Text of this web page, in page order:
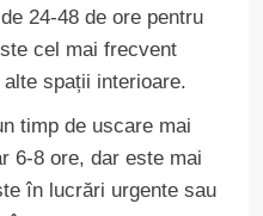
24-48 de ore pentru
cel mai frecvent
spații interioare.
timp de uscare mai
6-8 ore, dar este mai
în lucrări urgente sau